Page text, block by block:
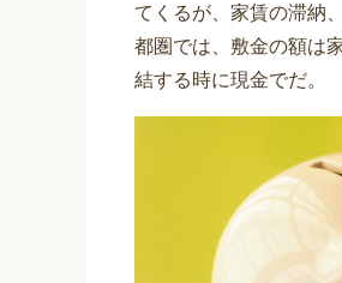
てくるが、家賃の滞納
都圏では、敷金の額は
結する時に現金でだ。